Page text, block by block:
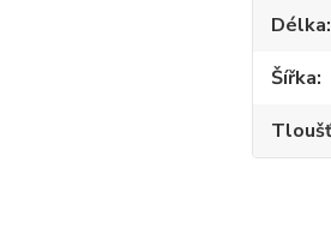
Délka
Šířka